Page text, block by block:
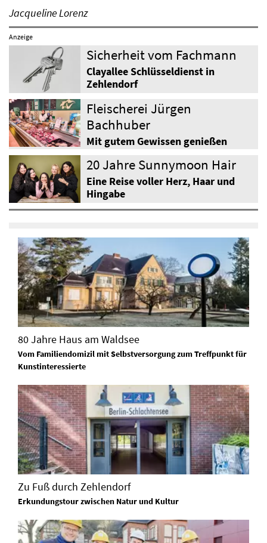
Jacqueline Lorenz
Anzeige
Sicherheit vom Fachmann
Clayallee Schlüsseldienst in
Zehlendorf
Fleischerei Jürgen
Bachhuber
Mit gutem Gewissen genießen
20 Jahre Sunnymoon Hair
Eine Reise voller Herz, Haar und
Hingabe
80 Jahre Haus am Waldsee
Vom Familiendomizil mit Selbstversorgung zum Treffpunkt für
Kunstinteressierte
Zu Fuß durch Zehlendorf
Erkundungstour zwischen Natur und Kultur